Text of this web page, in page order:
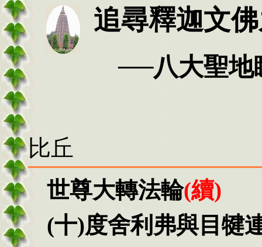
追尋釋迦文
──八大聖地
比丘
世尊大轉法輪(續)
(十)度舍利弗與目犍